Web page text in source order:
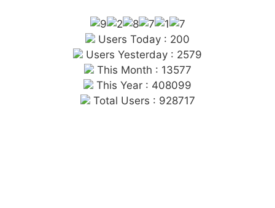
Users Today : 200
Users Yesterday : 2579
This Month : 13577
This Year : 408099
Total Users : 928717